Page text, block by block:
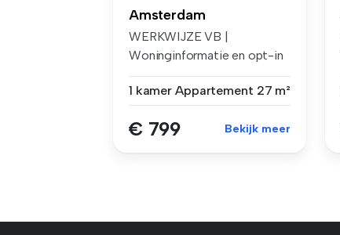
Amsterdam
WERKWIJZE VB |
Woninginformatie en opt-in
1 kamer Appartement 27 m²
€ 799 Bekijk meer